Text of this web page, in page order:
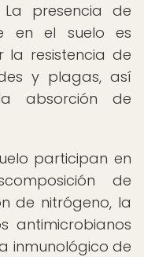
presencia de
en el suelo es
la resistencia de
y plagas, así
absorción de
participan en
de
de nitrógeno, la
antimicrobianos
inmunológico de